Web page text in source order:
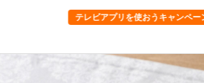
テレビアプリを使おうキャンペーン 期間中に